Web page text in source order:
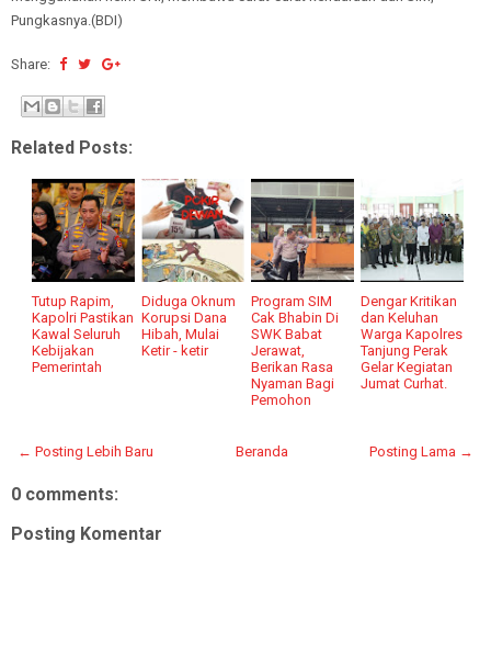
Pungkasnya.(BDI)
Share:
Related Posts:
Tutup Rapim,
Kapolri Pastikan
Kawal Seluruh
Kebijakan
Pemerintah
Diduga Oknum
Korupsi Dana
Hibah, Mulai
Ketir - ketir
Program SIM
Cak Bhabin Di
SWK Babat
Jerawat,
Berikan Rasa
Nyaman Bagi
Pemohon
Dengar Kritikan
dan Keluhan
Warga Kapolres
Tanjung Perak
Gelar Kegiatan
Jumat Curhat.
← Posting Lebih Baru Posting Lama →
Beranda
0 comments:
Posting Komentar